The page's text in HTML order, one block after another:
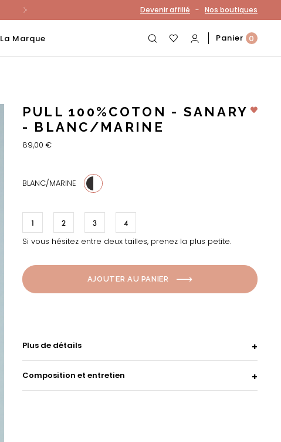
Devenir affilié - Nos boutiques
La Marque Panier 0
PULL 100%COTON - SANARY
- BLANC/MARINE
89,00 €
BLANC/MARINE
1 2 3 4
Si vous hésitez entre deux tailles, prenez la plus petite.
AJOUTER AU PANIER
Plus de détails
Composition et entretien